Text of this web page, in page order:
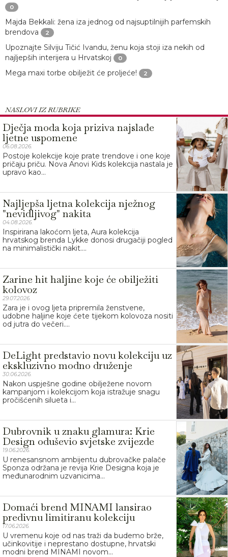
0
Majda Bekkali: žena iza jednog od najsuptilnijih parfemskih
brendova
2
Upoznajte Silviju Tičić Ivandu, ženu koja stoji iza nekih od
najljepših interijera u Hrvatskoj
0
Mega maxi torbe obilježit će proljeće! 2
NASLOVI IZ RUBRIKE
Dječja moda koja priziva najslađe
ljetne uspomene
06.08.2026.
Postoje kolekcije koje prate trendove i one koje
pričaju priču. Nova Anovi Kids kolekcija nastala je
upravo kao...
Najljepša ljetna kolekcija nježnog
"nevidljivog" nakita
04.08.2026.
Inspirirana lakoćom ljeta, Aura kolekcija
hrvatskog brenda Lykke donosi drugačiji pogled
na minimalistički nakit....
Zarine hit haljine koje će obilježiti
kolovoz
29.07.2026.
Zara je i ovog ljeta pripremila ženstvene,
udobne haljine koje ćete tijekom kolovoza nositi
od jutra do večeri....
DeLight predstavio novu kolekciju uz
ekskluzivno modno druženje
30.06.2026.
Nakon uspješne godine obilježene novom
kampanjom i kolekcijom koja istražuje snagu
pročišćenih silueta i...
Dubrovnik u znaku glamura: Krie
Design oduševio svjetske zvijezde
19.06.2026.
U renesansnom ambijentu dubrovačke palače
Sponza održana je revija Krie Designa koja je
međunarodnim uzvanicima...
Domaći brend MINAMI lansirao
predivnu limitiranu kolekciju
17.06.2026.
U vremenu koje od nas traži da budemo brže,
učinkovitije i neprestano dostupne, hrvatski
modni brend MINAMI novom...